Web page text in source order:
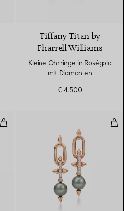
Tiffany Titan by
Pharrell Williams
Kleine Ohrringe in Roségold
mit Diamanten
€ 4.500
Einreihiges Armband